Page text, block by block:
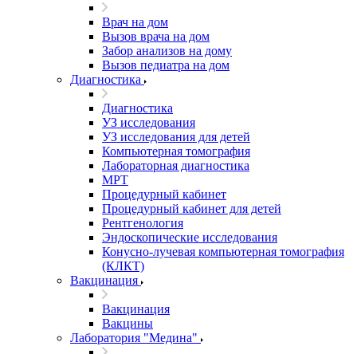
Врач на дом
Вызов врача на дом
Забор анализов на дому
Вызов педиатра на дом
Диагностика
Диагностика
УЗ исследования
УЗ исследования для детей
Компьютерная томография
Лабораторная диагностика
МРТ
Процедурный кабинет
Процедурный кабинет для детей
Рентгенология
Эндоскопические исследования
Конусно-лучевая компьютерная томография
(КЛКТ)
Вакцинация
Вакцинация
Вакцины
Лаборатория "Медина"